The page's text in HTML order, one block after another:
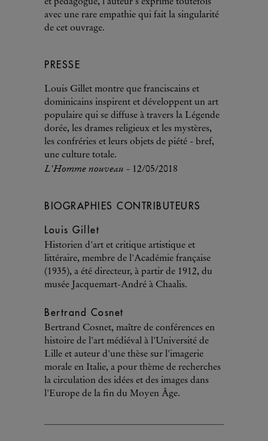
avec une rare empathie qui fait la singularité
de cet ouvrage.
PRESSE
Louis Gillet montre que franciscains et
dominicains inspirent et développent un art
populaire qui se diffuse à travers la Légende
dorée, les drames religieux et les mystères,
les confréries et leurs objets de piété - bref,
une culture totale.
L'Homme nouveau - 12/05/2018
BIOGRAPHIES CONTRIBUTEURS
Louis Gillet
Historien d'art et critique artistique et
littéraire, membre de l'Académie française
(1935), a été directeur, à partir de 1912, du
musée Jacquemart-André à Chaalis.
Bertrand Cosnet
Bertrand Cosnet, maître de conférences en
histoire de l'art médiéval à l'Université de
Lille et auteur d'une thèse sur l'imagerie
morale en Italie, a pour thème de recherches
la circulation des idées et des images dans
l'Europe de la fin du Moyen Âge.